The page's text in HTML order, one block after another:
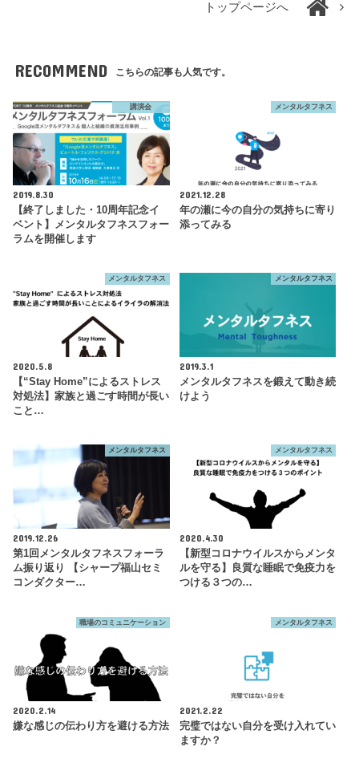
トップページへ
RECOMMEND こちらの記事も人気です。
講演会
2019.8.30
【終了しました・10周年記念イ
ベント】メンタルタフネスフォー
ラムを開催します
メンタルタフネス
2021.12.28
年の瀬に今の自分の気持ちに寄り
添ってみる
メンタルタフネス
2020.5.8
【“Stay Home”によるストレス
対処法】家族と過ごす時間が長い
こと…
メンタルタフネス
2019.3.1
メンタルタフネスを鍛えて動き続
けよう
メンタルタフネス
2019.12.26
第1回メンタルタフネスフォーラ
ム振り返り 【シャープ福山セミ
コンダクター…
メンタルタフネス
2020.4.30
【新型コロナウイルスからメンタ
ルを守る】良質な睡眠で免疫力を
つける３つの…
職場のコミュニケーション
2020.2.14
嫌な感じの伝わり方を避ける方法
メンタルタフネス
2021.2.22
完璧ではない自分を受け入れてい
ますか？